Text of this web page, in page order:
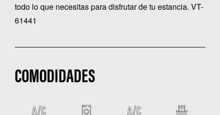
todo lo que necesitas para disfrutar de tu estancia. VT-
61441
COMODIDADES